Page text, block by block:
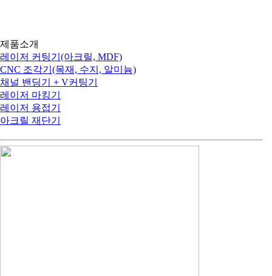
제품소개
레이저 커팅기(아크릴, MDF)
CNC 조각기(목재, 수지, 알미늄)
채널 밴딩기 + V커팅기
레이저 마킹기
레이저 용접기
아크릴 재단기